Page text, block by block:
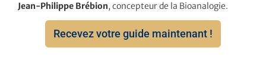
Jean-Philippe Brébion, concepteur de la Bioanalogie.
Recevez votre guide maintenant !